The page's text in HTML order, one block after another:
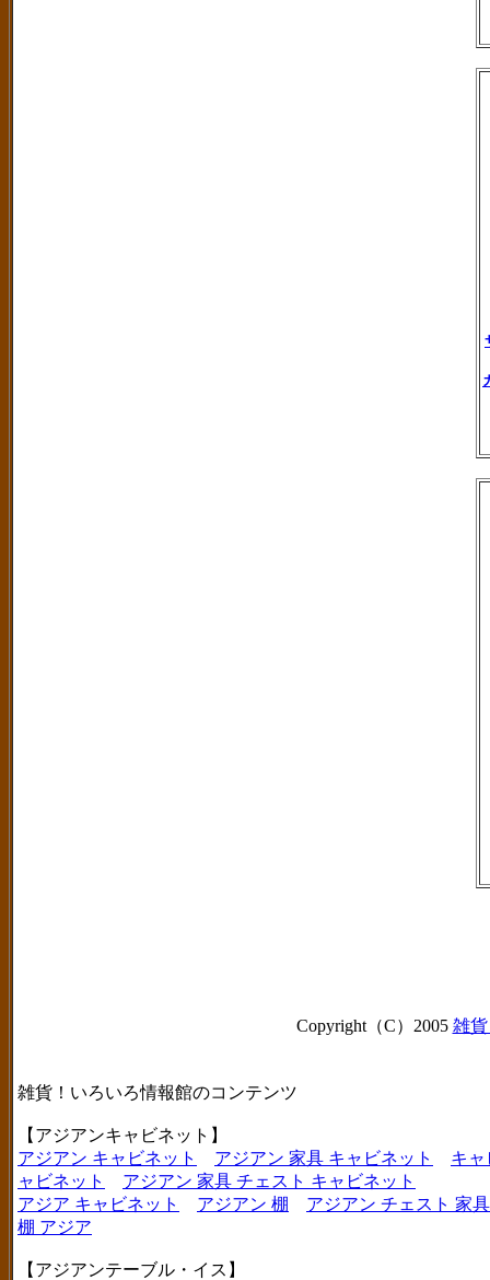
Copyright（C）2005 雑
雑貨！いろいろ情報館のコンテンツ
【アジアンキャビネット】
アジアン キャビネット
アジアン 家具 キャビネット
キャ
ャビネット
アジアン 家具 チェスト キャビネット
アジア キャビネット
アジアン 棚
アジアン チェスト 家
棚 アジア
【アジアンテーブル・イス】